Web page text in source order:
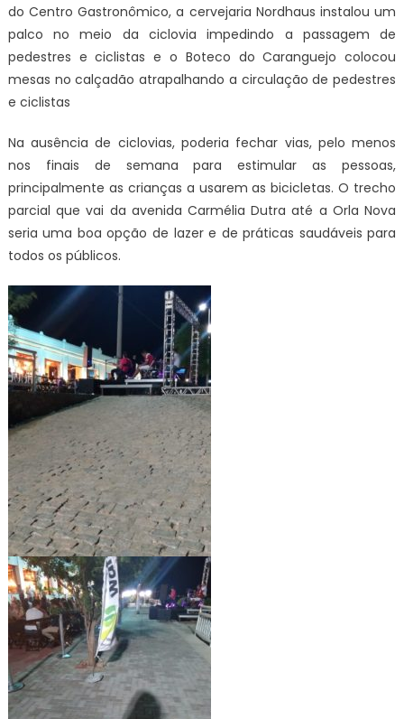
do Centro Gastronômico, a cervejaria Nordhaus instalou um
palco no meio da ciclovia impedindo a passagem de
pedestres e ciclistas e o Boteco do Caranguejo colocou
mesas no calçadão atrapalhando a circulação de pedestres
e ciclistas
Na ausência de ciclovias, poderia fechar vias, pelo menos
nos finais de semana para estimular as pessoas,
principalmente as crianças a usarem as bicicletas. O trecho
parcial que vai da avenida Carmélia Dutra até a Orla Nova
seria uma boa opção de lazer e de práticas saudáveis para
todos os públicos.